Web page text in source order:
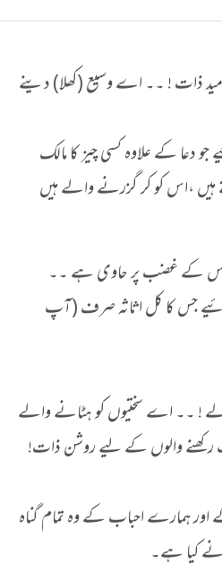
ذات ! ۔۔ اے وسیع (کھلا) دینے
دعا کے علاوہ کسی چیز کا مالک
،اس کو کر گزرنے والے ہیں
کے غضب پر حاوی ہے ۔۔
جس کا کل اثاثہ صرف (آپ
! ۔۔ اے سختیوں کو ہٹانے والے
والوں کے لیے روشن ذات!
ہمارے احباب کے وہ تمام گناہ
کیا ہے۔